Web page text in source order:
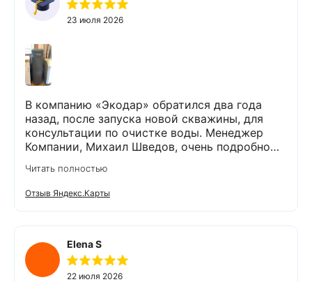
23 июля 2026
В компанию «Экодар» обратился два года
назад, после запуска новой скважины, для
консультации по очистке воды. Менеджер
Компании, Михаил Шведов, очень подробно
подобрать оптимальный вариант, пригласил в
офис для заключения договора. Оборудование
«Экодар компакт», которое я поставил,
существенно снизило жесткость воды,
убрало посторонние запахи. Вода стала
мягкой и приятной на вкус. Полностью
доволен сотрудничеством с Компанией
«Экодар». Рекомендую.
Читать полностью
Отзыв Яндекс.Карты
Elena S
22 июля 2026